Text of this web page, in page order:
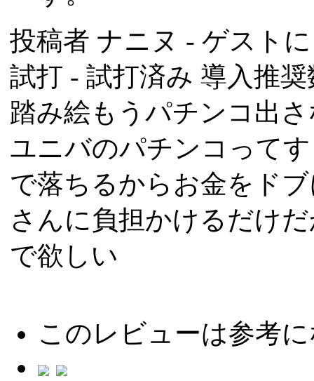
投稿者 ナニヌ - ゲスト
試打 - 試打済み 導入推
踏み絵もうパチンコ出
ユニバのパチンコって
で落ちるからお金をド
さんに負担かけるだけ
で欲しい
このレビューは参考